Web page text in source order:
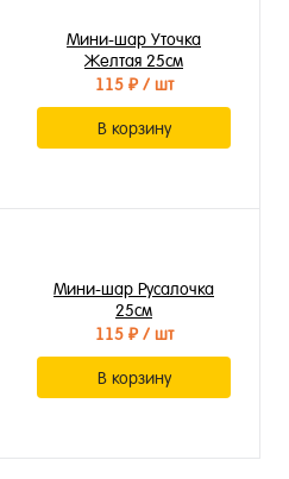
Мини-шар Уточка
Желтая 25см
115 ₽/ шт
В корзину
Мини-шар Русалочка
25см
115 ₽/ шт
В корзину